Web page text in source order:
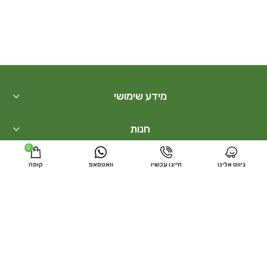
מידע שימושי
חנות
בונסאי ניווט אלינו חייגו עכשיו וואטסאפ
0
קופה